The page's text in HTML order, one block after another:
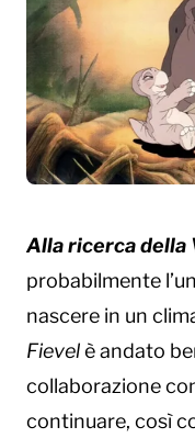
Alla ricerca della
probabilmente
nascere in un
Fievelè andato
collaborazione
continuare, così